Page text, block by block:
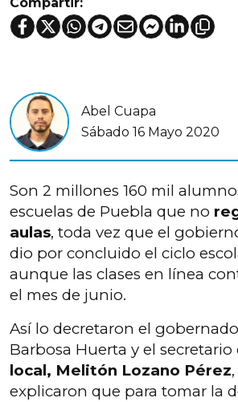
Compartir:
Abel Cuapa
Sábado 16 Mayo 2020
Son 2 millones 160 mil
escuelas de Puebla que no
aulas, toda vez que el
dio por concluido el ciclo
aunque las clases en línea
el mes de junio.
Así lo decretaron el
Barbosa Huerta y el secretario
local, Melitón Lozano Pérez
explicaron que para tomar la